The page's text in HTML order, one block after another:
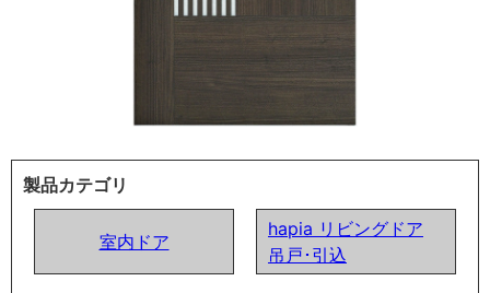
製品カテゴリ
室内ドア
hapia リビングドア
吊戸･引込